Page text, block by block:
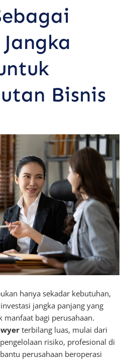
Bisnis
hanya sekadar kebutuhan,
jangka panjang yang
bagi perusahaan.
terbilang luas, mulai dari
risiko, profesional di
perusahaan beroperasi